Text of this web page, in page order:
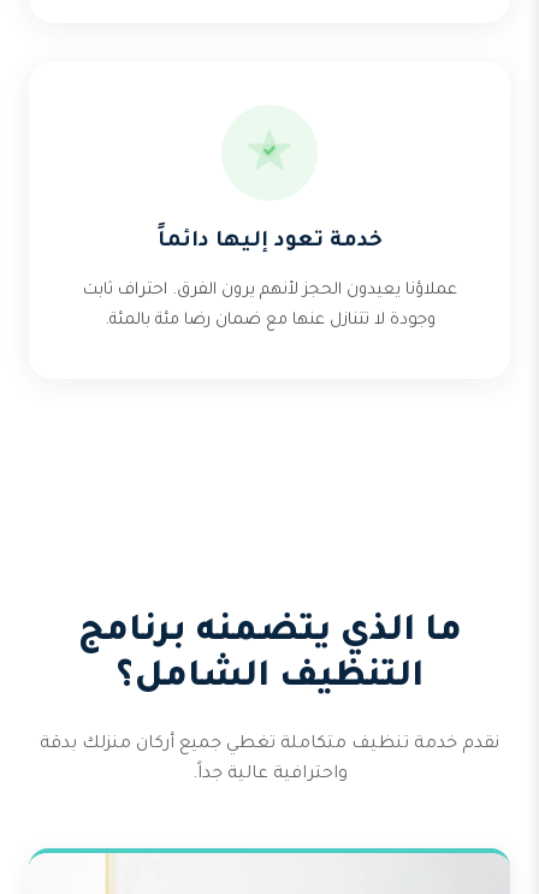
خدمة تعود إليها دائماً
عملاؤنا يعيدون الحجز لأنهم يرون الفرق. احتراف ثابت
وجودة لا تتنازل عنها مع ضمان رضا مئة بالمئة.
ما الذي يتضمنه برنامج
التنظيف الشامل؟
نقدم خدمة تنظيف متكاملة تغطي جميع أركان منزلك بدقة
واحترافية عالية جداً.